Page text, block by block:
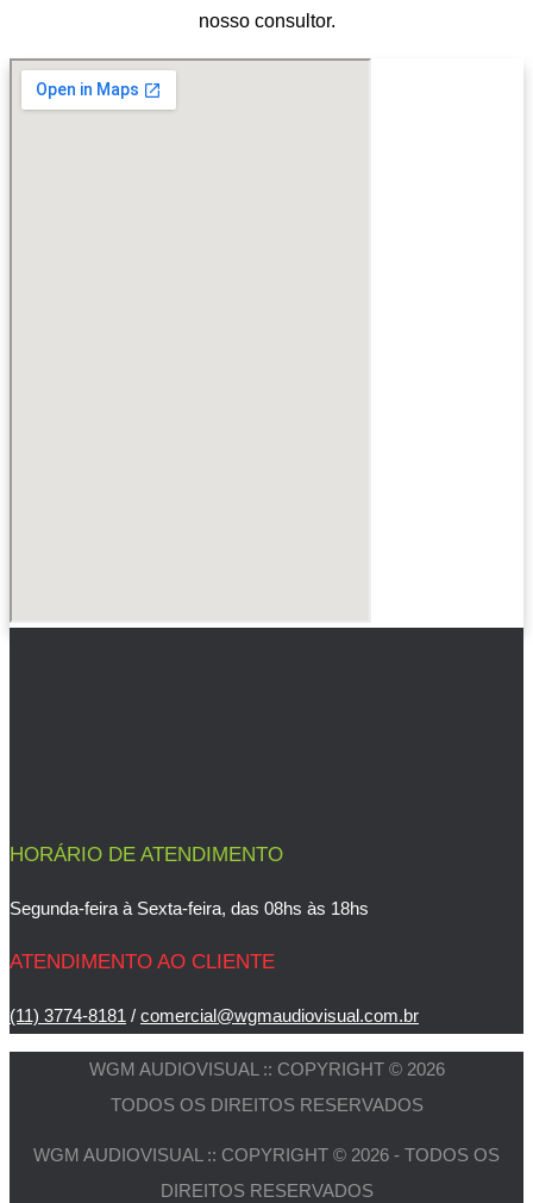
nosso consultor.
HORÁRIO DE ATENDIMENTO
Segunda-feira à Sexta-feira, das 08hs às 18hs
ATENDIMENTO AO CLIENTE
(11) 3774-8181 / comercial@wgmaudiovisual.com.br
WGM AUDIOVISUAL :: COPYRIGHT © 2026
TODOS OS DIREITOS RESERVADOS
WGM AUDIOVISUAL :: COPYRIGHT © 2026 - TODOS OS
DIREITOS RESERVADOS